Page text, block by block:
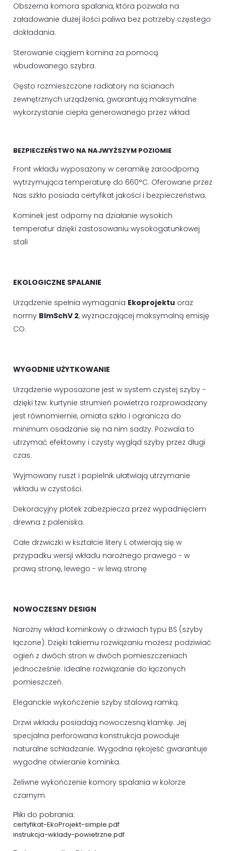
Obszerna komora spalania, która pozwala na
załadowanie dużej ilości paliwa bez potrzeby częstego
dokładania.
Sterowanie ciągiem komina za pomocą
wbudowanego szybra.
Gęsto rozmieszczone radiatory na ścianach
zewnętrznych urządzenia, gwarantują maksymalne
wykorzystanie ciepła generowanego przez wkład
BEZPIECZEŃSTWO NA NAJWYŻSZYM POZIOMIE
Front wkładu wyposażony w ceramikę żaroodporną
wytrzymująca temperaturę do 660°C. Oferowane przez
Nas szkło posiada certyfikat jakości i bezpieczeństwa.
Kominek jest odporny na działanie wysokich
temperatur dzięki zastosowaniu wysokogatunkowej
stali
EKOLOGICZNE SPALANIE
Urządzenie spełnia wymagania Ekoprojektu oraz
normy BImSchV 2, wyznaczającej maksymalną emisję
CO.
WYGODNIE UŻYTKOWANIE
Urządzenie wyposażone jest w system czystej szyby -
dzięki tzw. kurtynie strumień powietrza rozprowadzany
jest równomiernie, omiata szkło i ogranicza do
minimum osadzanie się na nim sadzy. Pozwala to
utrzymać efektowny i czysty wygląd szyby przez długi
czas.
Wyjmowany ruszt i popielnik ułatwiają utrzymanie
wkładu w czystości.
Dekoracyjny płotek zabezpiecza przez wypadnięciem
drewna z paleniska.
Całe drzwiczki w kształcie litery L otwierają się w
przypadku wersji wkładu narożnego prawego - w
prawą stronę, lewego - w lewą stronę
NOWOCZESNY DESIGN
Narożny wkład kominkowy o drzwiach typu BS (szyby
łączone). Dzięki takiemu rozwiązaniu możesz podziwiać
ogień z dwóch stron w dwóch pomieszczeniach
jednocześnie. Idealne rozwiązanie do łączonych
pomieszczeń.
Eleganckie wykończenie szyby stalową ramką.
Drzwi wkładu posiadają nowoczesną klamkę. Jej
specjalna perforowana konstrukcja powoduje
naturalne schładzanie. Wygodna rękojeść gwarantuje
wygodne otwieranie kominka.
Żeliwne wykończenie komory spalania w kolorze
czarnym
Pliki do pobrania:
certyfikat-EkoProjekt-simple.pdf
instrukcja-wklady-powietrzne.pdf